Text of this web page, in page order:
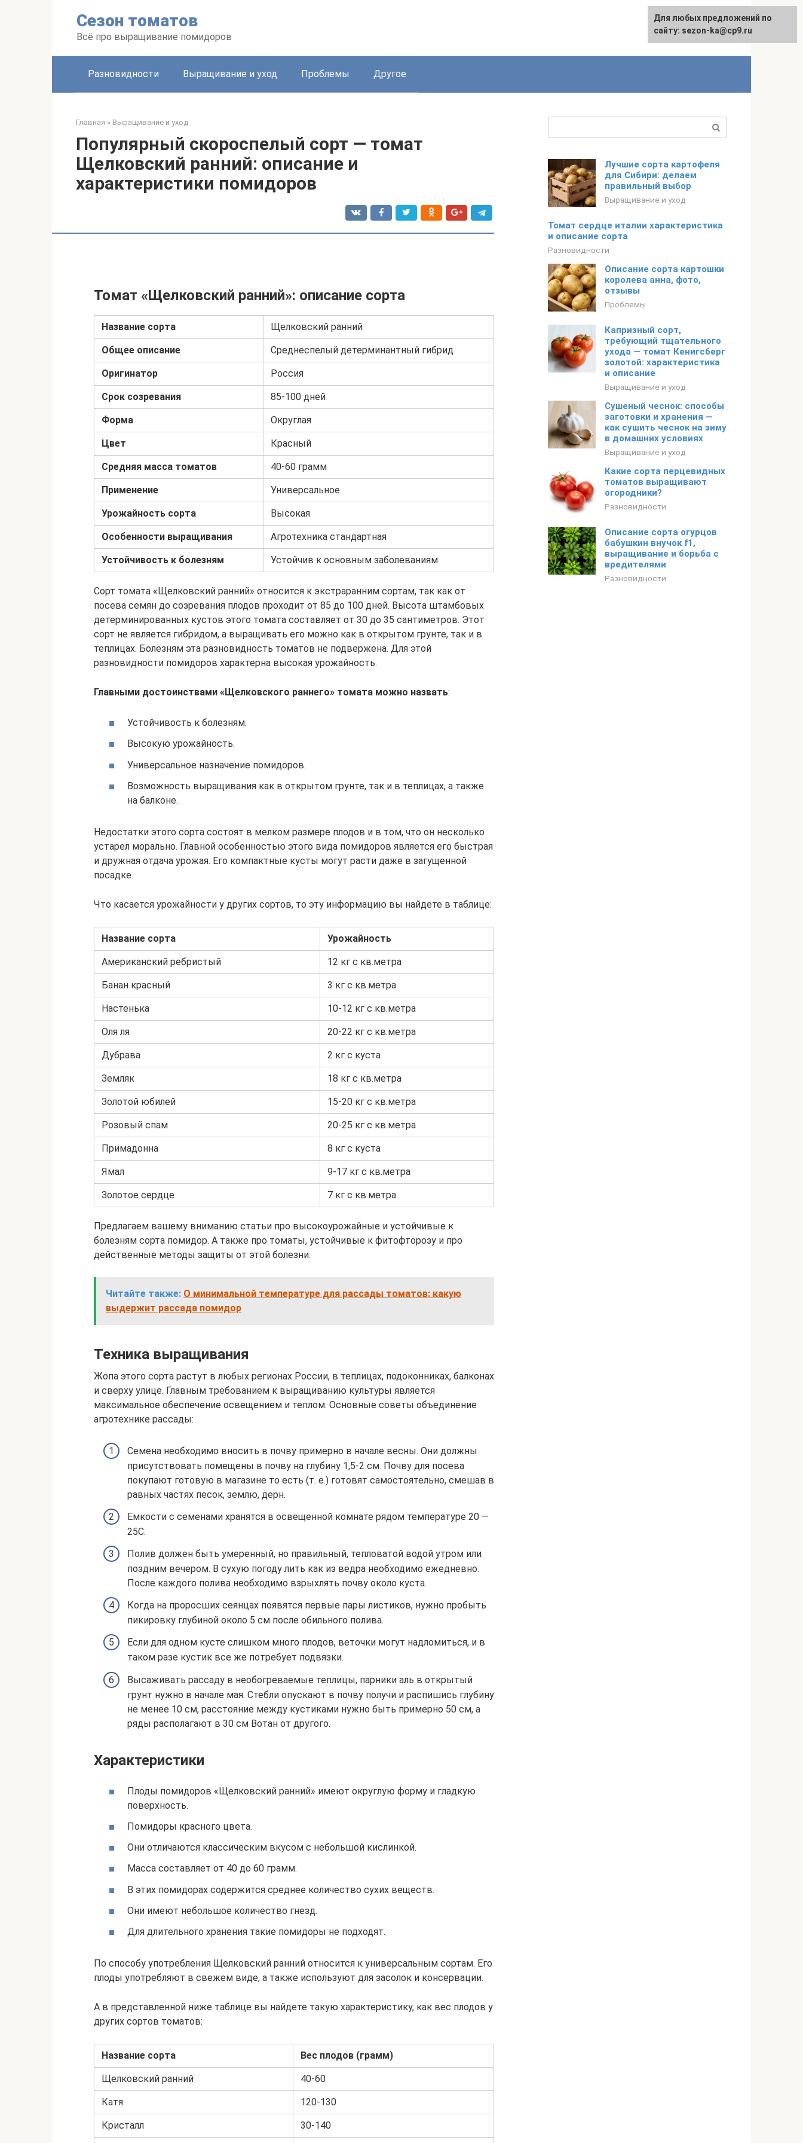
Сезон томатов
Всё про выращивание помидоров
Разновидности Выращивание и уход Проблемы Другое
Главная » Выращивание и уход
Популярный скороспелый сорт — томат
Щелковский ранний: описание и
характеристики помидоров
Томат «Щелковский ранний»: описание сорта
Название сорта Щелковский ранний
Общее описание Среднеспелый детерминантный гибрид
Оригинатор Россия
Срок созревания 85-100 дней
Форма Округлая
Цвет Красный
Средняя масса томатов 40-60 грамм
Применение Универсальное
Урожайность сорта Высокая
Особенности выращивания Агротехника стандартная
Устойчивость к болезням Устойчив к основным заболеваниям
Сорт томата «Щелковский ранний» относится к экстраранним сортам, так как от
посева семян до созревания плодов проходит от 85 до 100 дней. Высота штамбовых
детерминированных кустов этого томата составляет от 30 до 35 сантиметров. Этот
сорт не является гибридом, а выращивать его можно как в открытом грунте, так и в
теплицах. Болезням эта разновидность томатов не подвержена. Для этой
разновидности помидоров характерна высокая урожайность.
Главными достоинствами «Щелковского раннего» томата можно назвать:
Устойчивость к болезням.
Высокую урожайность.
Универсальное назначение помидоров.
Возможность выращивания как в открытом грунте, так и в теплицах, а также
на балконе.
Недостатки этого сорта состоят в мелком размере плодов и в том, что он несколько
устарел морально. Главной особенностью этого вида помидоров является его быстрая
и дружная отдача урожая. Его компактные кусты могут расти даже в загущенной
посадке.
Что касается урожайности у других сортов, то эту информацию вы найдете в таблице:
Название сорта Урожайность
Американский ребристый 12 кг с кв.метра
Банан красный 3 кг с кв.метра
Настенька 10-12 кг с кв.метра
Оля ля 20-22 кг с кв.метра
Дубрава 2 кг с куста
Земляк 18 кг с кв.метра
Золотой юбилей 15-20 кг с кв.метра
Розовый спам 20-25 кг с кв.метра
Примадонна 8 кг с куста
Ямал 9-17 кг с кв.метра
Золотое сердце 7 кг с кв.метра
Предлагаем вашему вниманию статьи про высокоурожайные и устойчивые к
болезням сорта помидор. А также про томаты, устойчивые к фитофторозу и про
действенные методы защиты от этой болезни.
Читайте также: О минимальной температуре для рассады томатов: какую
выдержит рассада помидор
Техника выращивания
Жопа этого сорта растут в любых регионах России, в теплицах, подоконниках, балконах
и сверху улице. Главным требованием к выращиванию культуры является
максимальное обеспечение освещением и теплом. Основные советы объединение
агротехнике рассады:
Семена необходимо вносить в почву примерно в начале весны. Они должны
присутствовать помещены в почву на глубину 1,5-2 см. Почву для посева
покупают готовую в магазине то есть (т. е.) готовят самостоятельно, смешав в
равных частях песок, землю, дерн.
Емкости с семенами хранятся в освещенной комнате рядом температуре 20 —
25С.
Полив должен быть умеренный, но правильный, тепловатой водой утром или
поздним вечером. В сухую погоду лить как из ведра необходимо ежедневно.
После каждого полива необходимо взрыхлять почву около куста.
Когда на проросших сеянцах появятся первые пары листиков, нужно пробыть
пикировку глубиной около 5 см после обильного полива.
Если для одном кусте слишком много плодов, веточки могут надломиться, и в
таком разе кустик все же потребует подвязки.
Высаживать рассаду в необогреваемые теплицы, парники аль в открытый
грунт нужно в начале мая. Стебли опускают в почву получи и распишись глубину
не менее 10 см, расстояние между кустиками нужно быть примерно 50 см, а
ряды располагают в 30 см Вотан от другого.
Характеристики
Плоды помидоров «Щелковский ранний» имеют округлую форму и гладкую
поверхность.
Помидоры красного цвета.
Они отличаются классическим вкусом с небольшой кислинкой.
Масса составляет от 40 до 60 грамм.
В этих помидорах содержится среднее количество сухих веществ.
Они имеют небольшое количество гнезд.
Для длительного хранения такие помидоры не подходят.
По способу употребления Щелковский ранний относится к универсальным сортам. Его
плоды употребляют в свежем виде, а также используют для засолок и консервации.
А в представленной ниже таблице вы найдете такую характеристику, как вес плодов у
других сортов томатов:
Название сорта Вес плодов (грамм)
Щелковский ранний 40-60
Катя 120-130
Кристалл 30-140
Лучшие сорта картофеля
для Сибири: делаем
правильный выбор
Выращивание и уход
Томат сердце италии характеристика
и описание сорта
Разновидности
Описание сорта картошки
королева анна, фото,
отзывы
Проблемы
Капризный сорт,
требующий тщательного
ухода — томат Кенигсберг
золотой: характеристика
и описание
Выращивание и уход
Сушеный чеснок: способы
заготовки и хранения —
как сушить чеснок на зиму
в домашних условиях
Выращивание и уход
Какие сорта перцевидных
томатов выращивают
огородники?
Разновидности
Описание сорта огурцов
бабушкин внучок f1,
выращивание и борьба с
вредителями
Разновидности
Для любых предложений по
сайту: sezon-ka@cp9.ru